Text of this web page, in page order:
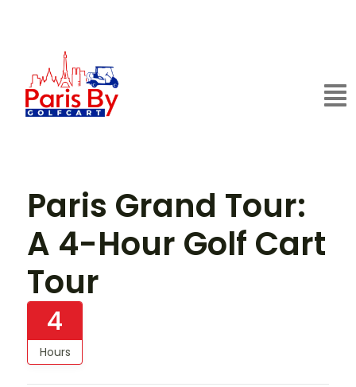
Paris Grand Tour:
A 4-Hour Golf Cart
Tour
4
Hours